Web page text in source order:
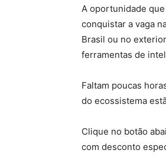
A oportunidade
conquistar a vaga
Brasil ou no
ferramentas de
Faltam poucas
do ecossistema
Clique no botão
com desconto